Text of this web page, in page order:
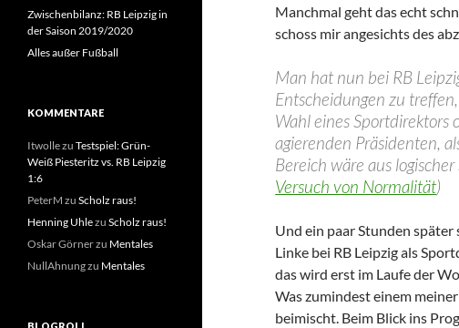
Manchmal geht das echt
schoss mir angesichts des
Man hat nun bei RB
Entscheidungen zu
Wahl eines Sportdirektors
agierenden Präsidenten,
Bereich wäre aus
Versuch von Normalität)
Und ein paar Stunden später
Linke bei RB Leipzig als
das wird erst im Laufe der
Was zumindest einem
beimischt. Beim Blick ins
Zwischenbilanz: RB Leipzig in
der Saison 2019/2020
Alles außer Fußball
KOMMENTARE
Itwollezu Testspiel: Grün-
Weiß Piesteritz vs. RB Leipzig
1:6
PeterM zu Scholz raus!
Henning Uhlezu Scholz raus!
Oskar Görnerzu Mentales
NullAhnungzu Mentales